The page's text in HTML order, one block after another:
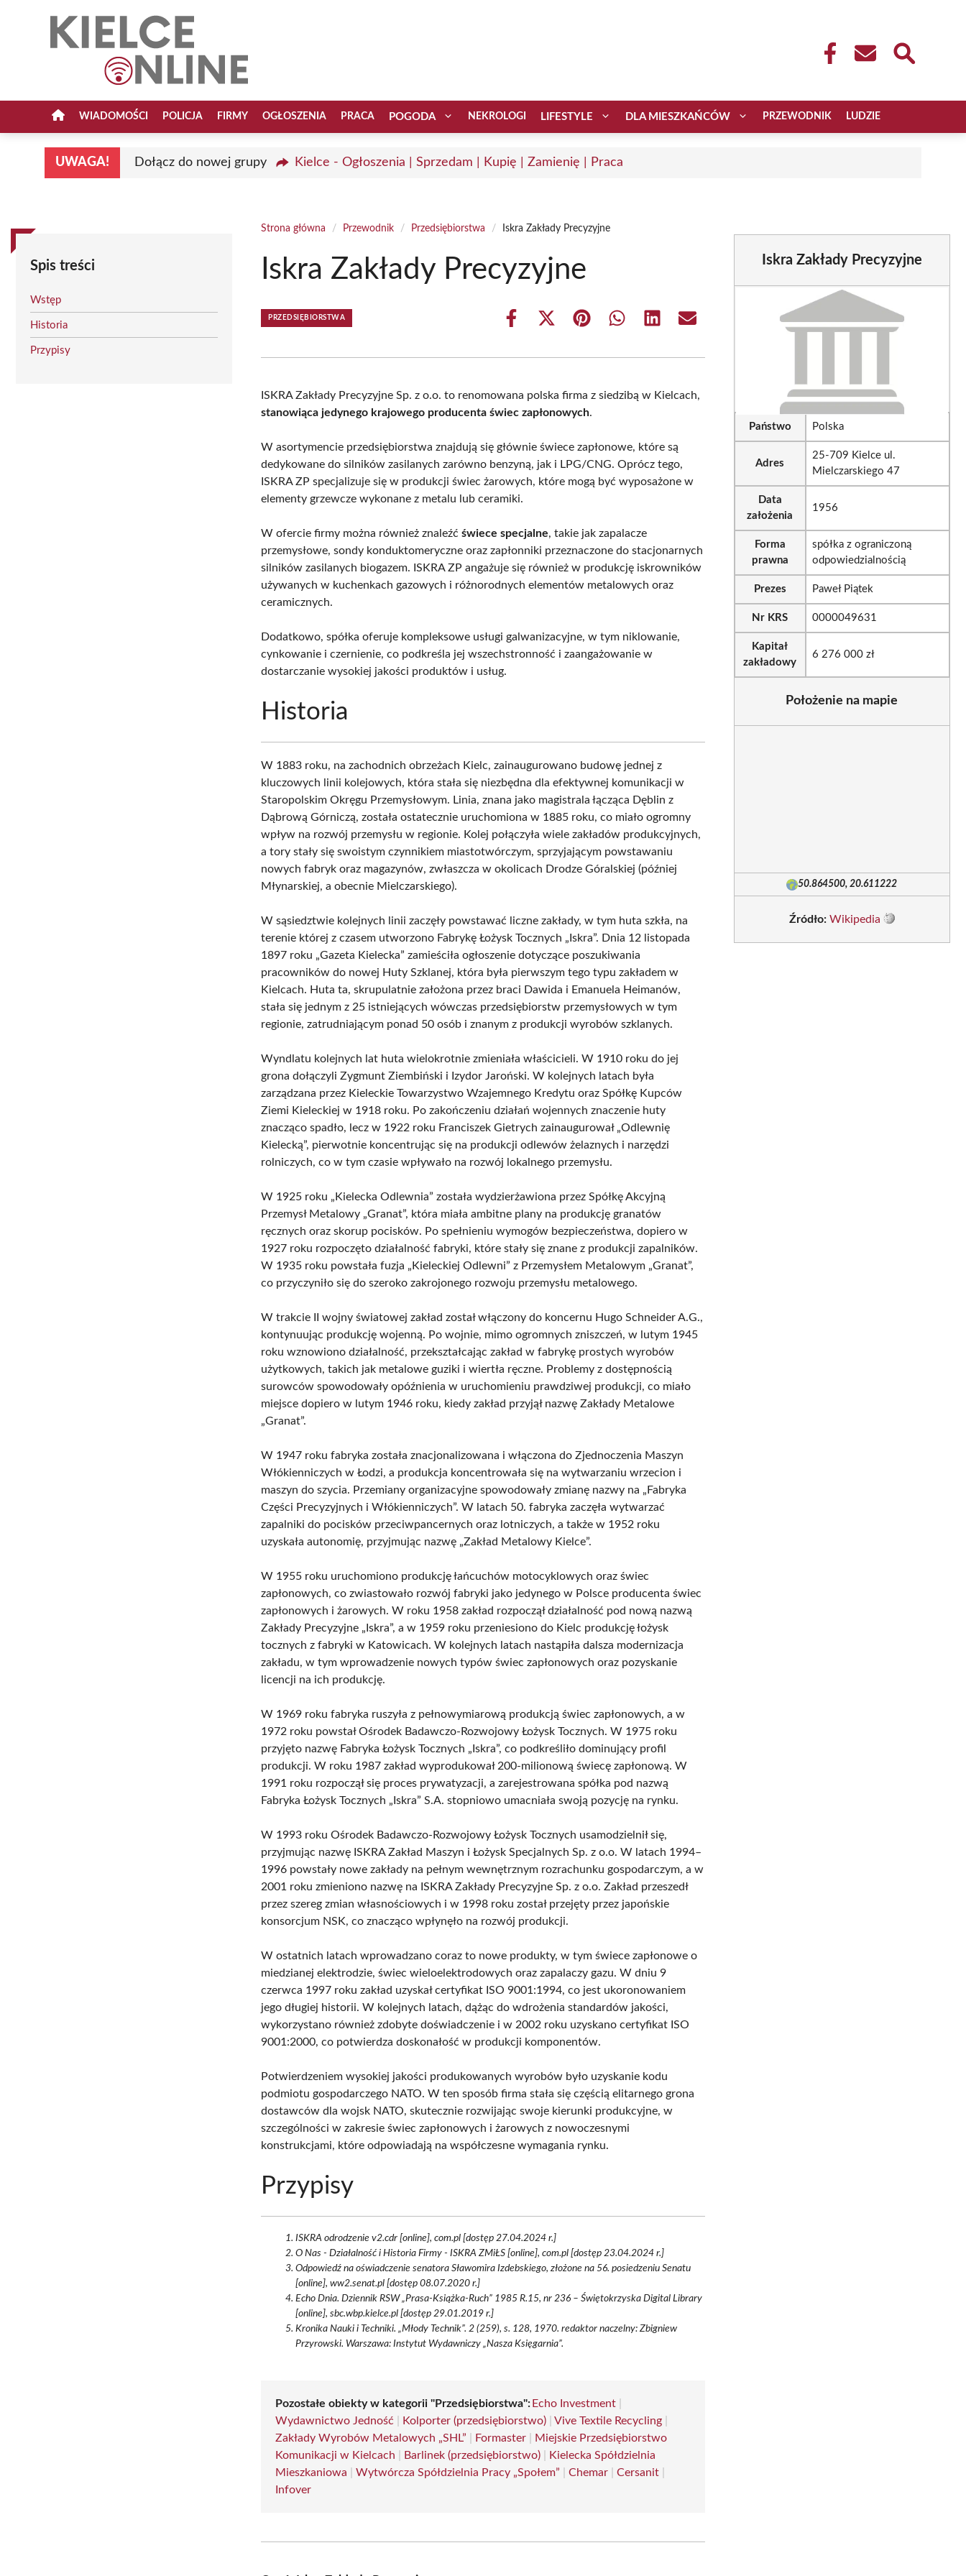
WIADOMOŚCI POLICJA FIRMY OGŁOSZENIA PRACA POGODA NEKROLOGI LIFESTYLE DLA MIESZKAŃCÓW PRZEWODNIK LUDZIE
UWAGA! Dołącz do nowej grupy Kielce - Ogłoszenia | Sprzedam | Kupię | Zamienię | Praca
Spis treści
Wstęp
Historia
Przypisy
Strona główna / Przewodnik / Przedsiębiorstwa / Iskra Zakłady Precyzyjne
Iskra Zakłady Precyzyjne
PRZEDSIĘBIORSTWA
Share
Share
(Twitter)
Share Share Share Share
ISKRA Zakłady Precyzyjne Sp. z o.o. to renomowana polska firma z siedzibą w Kielcach,
stanowiąca jedynego krajowego producenta świec zapłonowych.
W asortymencie przedsiębiorstwa znajdują się głównie świece zapłonowe, które są
dedykowane do silników zasilanych zarówno benzyną, jak i LPG/CNG. Oprócz tego,
ISKRA ZP specjalizuje się w produkcji świec żarowych, które mogą być wyposażone w
elementy grzewcze wykonane z metalu lub ceramiki.
W ofercie firmy można również znaleźćświece specjalne, takie jak zapalacze
przemysłowe, sondy konduktomeryczne oraz zapłonniki przeznaczone do stacjonarnych
silników zasilanych biogazem. ISKRA ZP angażuje się również w produkcję iskrowników
używanych w kuchenkach gazowych i różnorodnych elementów metalowych oraz
ceramicznych.
Dodatkowo, spółka oferuje kompleksowe usługi galwanizacyjne, w tym niklowanie,
cynkowanie i czernienie, co podkreśla jej wszechstronność i zaangażowanie w
dostarczanie wysokiej jakości produktów i usług.
Historia
W 1883 roku, na zachodnich obrzeżach Kielc, zainaugurowano budowę jednej z
kluczowych linii kolejowych, która stała się niezbędna dla efektywnej komunikacji w
Staropolskim Okręgu Przemysłowym. Linia, znana jako magistrala łącząca Dęblin z
Dąbrową Górniczą, została ostatecznie uruchomiona w 1885 roku, co miało ogromny
wpływ na rozwój przemysłu w regionie. Kolej połączyła wiele zakładów produkcyjnych,
a tory stały się swoistym czynnikiem miastotwórczym, sprzyjającym powstawaniu
nowych fabryk oraz magazynów, zwłaszcza w okolicach Drodze Góralskiej (później
Młynarskiej, a obecnie Mielczarskiego).
W sąsiedztwie kolejnych linii zaczęły powstawać liczne zakłady, w tym huta szkła, na
terenie której z czasem utworzono Fabrykę Łożysk Tocznych „Iskra”. Dnia 12 listopada
1897 roku „Gazeta Kielecka” zamieściła ogłoszenie dotyczące poszukiwania
pracowników do nowej Huty Szklanej, która była pierwszym tego typu zakładem w
Kielcach. Huta ta, skrupulatnie założona przez braci Dawida i Emanuela Heimanów,
stała się jednym z 25 istniejących wówczas przedsiębiorstw przemysłowych w tym
regionie, zatrudniającym ponad 50 osób i znanym z produkcji wyrobów szklanych.
Wyndlatu kolejnych lat huta wielokrotnie zmieniała właścicieli. W 1910 roku do jej
grona dołączyli Zygmunt Ziembiński i Izydor Jaroński. W kolejnych latach była
zarządzana przez Kieleckie Towarzystwo Wzajemnego Kredytu oraz Spółkę Kupców
Ziemi Kieleckiej w 1918 roku. Po zakończeniu działań wojennych znaczenie huty
znacząco spadło, lecz w 1922 roku Franciszek Gietrych zainaugurował „Odlewnię
Kielecką”, pierwotnie koncentrując się na produkcji odlewów żelaznych i narzędzi
rolniczych, co w tym czasie wpływało na rozwój lokalnego przemysłu.
W 1925 roku „Kielecka Odlewnia” została wydzierżawiona przez Spółkę Akcyjną
Przemysł Metalowy „Granat”, która miała ambitne plany na produkcję granatów
ręcznych oraz skorup pocisków. Po spełnieniu wymogów bezpieczeństwa, dopiero w
1927 roku rozpoczęto działalność fabryki, które stały się znane z produkcji zapalników.
W 1935 roku powstała fuzja „Kieleckiej Odlewni” z Przemysłem Metalowym „Granat”,
co przyczyniło się do szeroko zakrojonego rozwoju przemysłu metalowego.
W trakcie II wojny światowej zakład został włączony do koncernu Hugo Schneider A.G.,
kontynuując produkcję wojenną. Po wojnie, mimo ogromnych zniszczeń, w lutym 1945
roku wznowiono działalność, przekształcając zakład w fabrykę prostych wyrobów
użytkowych, takich jak metalowe guziki i wiertła ręczne. Problemy z dostępnością
surowców spowodowały opóźnienia w uruchomieniu prawdziwej produkcji, co miało
miejsce dopiero w lutym 1946 roku, kiedy zakład przyjął nazwę Zakłady Metalowe
„Granat”.
W 1947 roku fabryka została znacjonalizowana i włączona do Zjednoczenia Maszyn
Włókienniczych w Łodzi, a produkcja koncentrowała się na wytwarzaniu wrzecion i
maszyn do szycia. Przemiany organizacyjne spowodowały zmianę nazwy na „Fabryka
Części Precyzyjnych i Włókienniczych”. W latach 50. fabryka zaczęła wytwarzać
zapalniki do pocisków przeciwpancernych oraz lotniczych, a także w 1952 roku
uzyskała autonomię, przyjmując nazwę „Zakład Metalowy Kielce”.
W 1955 roku uruchomiono produkcję łańcuchów motocyklowych oraz świec
zapłonowych, co zwiastowało rozwój fabryki jako jedynego w Polsce producenta świec
zapłonowych i żarowych. W roku 1958 zakład rozpoczął działalność pod nową nazwą
Zakłady Precyzyjne „Iskra”, a w 1959 roku przeniesiono do Kielc produkcję łożysk
tocznych z fabryki w Katowicach. W kolejnych latach nastąpiła dalsza modernizacja
zakładu, w tym wprowadzenie nowych typów świec zapłonowych oraz pozyskanie
licencji na ich produkcję.
W 1969 roku fabryka ruszyła z pełnowymiarową produkcją świec zapłonowych, a w
1972 roku powstał Ośrodek Badawczo-Rozwojowy Łożysk Tocznych. W 1975 roku
przyjęto nazwę Fabryka Łożysk Tocznych „Iskra”, co podkreśliło dominujący profil
produkcji. W roku 1987 zakład wyprodukował 200-milionową świecę zapłonową. W
1991 roku rozpoczął się proces prywatyzacji, a zarejestrowana spółka pod nazwą
Fabryka Łożysk Tocznych „Iskra” S.A. stopniowo umacniała swoją pozycję na rynku.
W 1993 roku Ośrodek Badawczo-Rozwojowy Łożysk Tocznych usamodzielnił się,
przyjmując nazwę ISKRA Zakład Maszyn i Łożysk Specjalnych Sp. z o.o. W latach 1994–
1996 powstały nowe zakłady na pełnym wewnętrznym rozrachunku gospodarczym, a w
2001 roku zmieniono nazwę na ISKRA Zakłady Precyzyjne Sp. z o.o. Zakład przeszedł
przez szereg zmian własnościowych i w 1998 roku został przejęty przez japońskie
konsorcjum NSK, co znacząco wpłynęło na rozwój produkcji.
W ostatnich latach wprowadzano coraz to nowe produkty, w tym świece zapłonowe o
miedzianej elektrodzie, świec wieloelektrodowych oraz zapalaczy gazu. W dniu 9
czerwca 1997 roku zakład uzyskał certyfikat ISO 9001:1994, co jest ukoronowaniem
jego długiej historii. W kolejnych latach, dążąc do wdrożenia standardów jakości,
wykorzystano również zdobyte doświadczenie i w 2002 roku uzyskano certyfikat ISO
9001:2000, co potwierdza doskonałość w produkcji komponentów.
Potwierdzeniem wysokiej jakości produkowanych wyrobów było uzyskanie kodu
podmiotu gospodarczego NATO. W ten sposób firma stała się częścią elitarnego grona
dostawców dla wojsk NATO, skutecznie rozwijając swoje kierunki produkcyjne, w
szczególności w zakresie świec zapłonowych i żarowych z nowoczesnymi
konstrukcjami, które odpowiadają na współczesne wymagania rynku.
Przypisy
ISKRA odrodzenie v2.cdr [online], com.pl [dostęp 27.04.2024 r.]
O Nas - Działalność i Historia Firmy - ISKRA ZMiŁS [online], com.pl [dostęp 23.04.2024 r.]
Odpowiedź na oświadczenie senatora Sławomira Izdebskiego, złożone na 56. posiedzeniu Senatu
[online], ww2.senat.pl [dostęp 08.07.2020 r.]
Echo Dnia. Dziennik RSW „Prasa-Książka-Ruch” 1985 R.15, nr 236 – Świętokrzyska Digital Library
[online], sbc.wbp.kielce.pl [dostęp 29.01.2019 r.]
Kronika Nauki i Techniki. „Młody Technik”. 2 (259), s. 128, 1970. redaktor naczelny: Zbigniew
Przyrowski. Warszawa: Instytut Wydawniczy „Nasza Księgarnia”.
Pozostałe obiekty w kategorii "Przedsiębiorstwa": Echo Investment
Wydawnictwo Jedność
Kolporter (przedsiębiorstwo) |Vive Textile Recycling
Zakłady Wyrobów Metalowych „SHL”
Formaster
Miejskie Przedsiębiorstwo
Komunikacji w Kielcach
Barlinek (przedsiębiorstwo)
Kielecka Spółdzielnia
Mieszkaniowa |Wytwórcza Spółdzielnia Pracy „Społem” |Chemar |Cersanit
Infover
Iskra Zakłady Precyzyjne
Państwo Polska
Adres
25-709 Kielce ul.
Mielczarskiego 47
Data
założenia
1956
Forma
prawna
spółka z ograniczoną
odpowiedzialnością
Prezes Paweł Piątek
Nr KRS 0000049631
Kapitał
zakładowy
6 276 000 zł
Położenie na mapie
50.864500, 20.611222
Źródło: Wikipedia